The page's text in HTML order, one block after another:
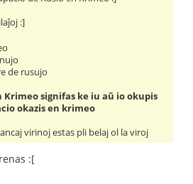
:]
de rusujo
Krimeo signifas ke iu aŭ io okupis
okazis en krimeo
virinoj estas pli belaj ol la viroj
:[